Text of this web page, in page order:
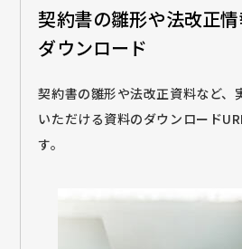
契約書の雛形や法改正
ダウンロード
契約書の雛形や法改正資料など、
いただける資料のダウンロード
す。